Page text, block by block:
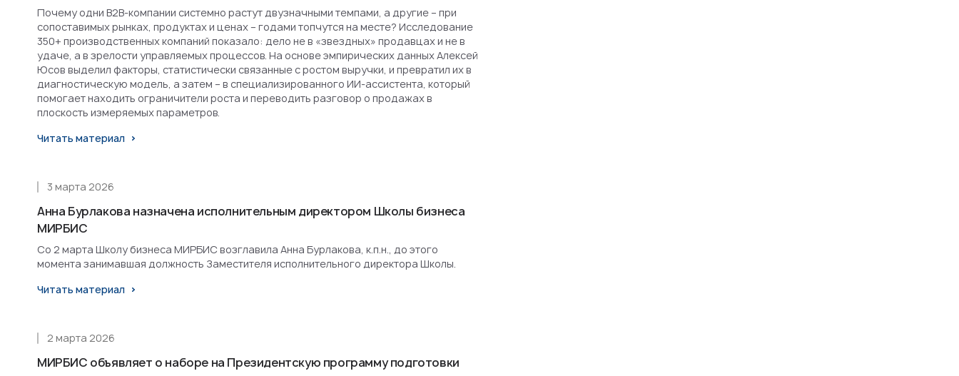
Почему одни B2B-компании системно растут двузначными темпами, а другие – при
сопоставимых рынках, продуктах и ценах – годами топчутся на месте? Исследование
350+ производственных компаний показало: дело не в «звездных» продавцах и не в
удаче, а в зрелости управляемых процессов. На основе эмпирических данных Алексей
Юсов выделил факторы, статистически связанные с ростом выручки, и превратил их в
диагностическую модель, а затем – в специализированного ИИ-ассистента, который
помогает находить ограничители роста и переводить разговор о продажах в
плоскость измеряемых параметров.
Читать материал
Анна Бурлакова назначена исполнительным директором Школы бизнеса
МИРБИС
3 марта 2026
Со 2 марта Школу бизнеса МИРБИС возглавила Анна Бурлакова, к.п.н., до этого
момента занимавшая должность Заместителя исполнительного директора Школы.
Читать материал
МИРБИС объявляет о наборе на Президентскую программу подготовки
2 марта 2026